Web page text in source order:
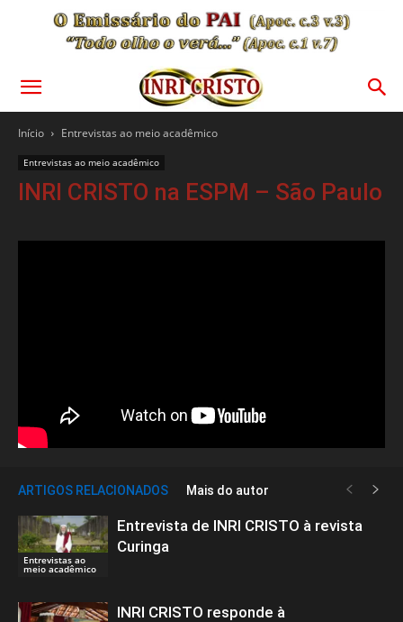
Início Entrevistas ao meio acadêmico
Entrevistas ao meio acadêmico
INRI CRISTO na ESPM – São Paulo
ARTIGOS RELACIONADOS Mais do autor
Entrevistas ao
meio acadêmico
Entrevista de INRI CRISTO à revista
Curinga
INRI CRISTO responde à